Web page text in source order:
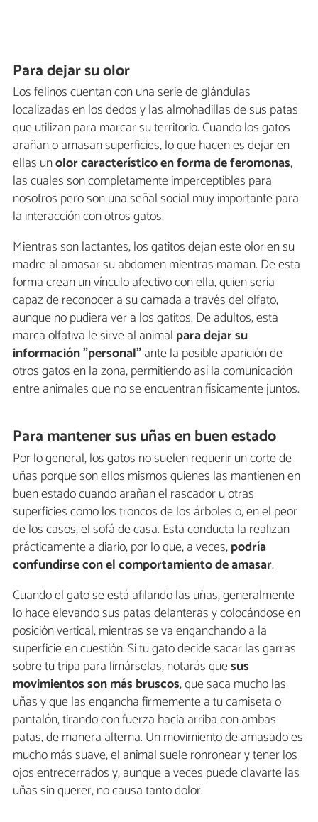
Para dejar su olor
Los felinos cuentan con una serie de glándulas
localizadas en los dedos y las almohadillas de sus patas
que utilizan para marcar su territorio. Cuando los gatos
arañan o amasan superficies, lo que hacen es dejar en
ellas unolor característico en forma de feromonas,
las cuales son completamente imperceptibles para
nosotros pero son una señal social muy importante para
la interacción con otros gatos.
Mientras son lactantes, los gatitos dejan este olor en su
madre al amasar su abdomen mientras maman. De esta
forma crean un vínculo afectivo con ella, quien sería
capaz de reconocer a su camada a través del olfato,
aunque no pudiera ver a los gatitos. De adultos, esta
marca olfativa le sirve al animal para dejar su
información "personal"ante la posible aparición de
otros gatos en la zona, permitiendo así la comunicación
entre animales que no se encuentran físicamente juntos.
Para mantener sus uñas en buen estado
Por lo general, los gatos no suelen requerir un corte de
uñas porque son ellos mismos quienes las mantienen en
buen estado cuando arañan el rascador u otras
superficies como los troncos de los árboles o, en el peor
de los casos, el sofá de casa. Esta conducta la realizan
prácticamente a diario, por lo que, a veces,podría
confundirse con el comportamiento de amasar.
Cuando el gato se está afilando las uñas, generalmente
lo hace elevando sus patas delanteras y colocándose en
posición vertical, mientras se va enganchando a la
superficie en cuestión. Si tu gato decide sacar las garras
sobre tu tripa para limárselas, notarás quesus
movimientos son más bruscos, que saca mucho las
uñas y que las engancha firmemente a tu camiseta o
pantalón, tirando con fuerza hacia arriba con ambas
patas, de manera alterna. Un movimiento de amasado es
mucho más suave, el animal suele ronronear y tener los
ojos entrecerrados y, aunque a veces puede clavarte las
uñas sin querer, no causa tanto dolor.